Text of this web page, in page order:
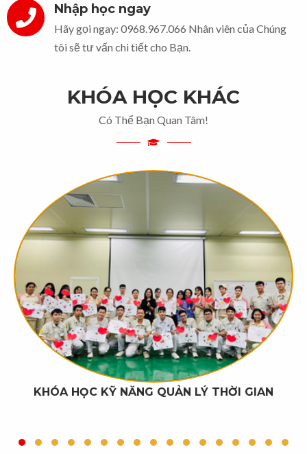
Nhập học ngay
Hãy gọi ngay: 0968.967.066 Nhân viên của Chúng
tôi sẽ tư vấn chi tiết cho Bạn.
KHÓA HỌC KHÁC
Có Thể Bạn Quan Tâm!
KHÓA HỌC KỸ NĂNG QUẢN LÝ THỜI GIAN